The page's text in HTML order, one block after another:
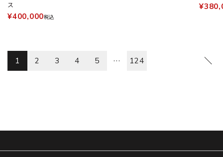
ス
¥400,000税込
1 2 3 4 5 … 124